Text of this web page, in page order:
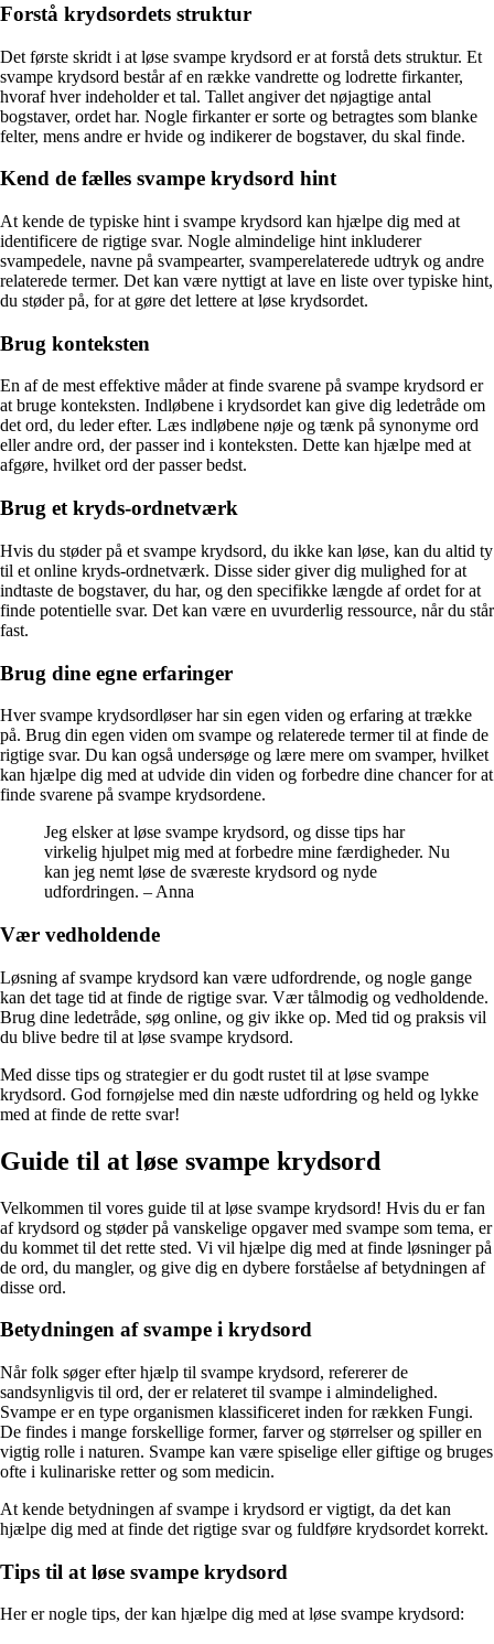
Forstå krydsordets struktur
Det første skridt i at løse svampe krydsord er at forstå dets struktur. Et
svampe krydsord består af en række vandrette og lodrette firkanter,
hvoraf hver indeholder et tal. Tallet angiver det nøjagtige antal
bogstaver, ordet har. Nogle firkanter er sorte og betragtes som blanke
felter, mens andre er hvide og indikerer de bogstaver, du skal finde.
Kend de fælles svampe krydsord hint
At kende de typiske hint i svampe krydsord kan hjælpe dig med at
identificere de rigtige svar. Nogle almindelige hint inkluderer
svampedele, navne på svampearter, svamperelaterede udtryk og andre
relaterede termer. Det kan være nyttigt at lave en liste over typiske hint,
du støder på, for at gøre det lettere at løse krydsordet.
Brug konteksten
En af de mest effektive måder at finde svarene på svampe krydsord er
at bruge konteksten. Indløbene i krydsordet kan give dig ledetråde om
det ord, du leder efter. Læs indløbene nøje og tænk på synonyme ord
eller andre ord, der passer ind i konteksten. Dette kan hjælpe med at
afgøre, hvilket ord der passer bedst.
Brug et kryds-ordnetværk
Hvis du støder på et svampe krydsord, du ikke kan løse, kan du altid ty
til et online kryds-ordnetværk. Disse sider giver dig mulighed for at
indtaste de bogstaver, du har, og den specifikke længde af ordet for at
finde potentielle svar. Det kan være en uvurderlig ressource, når du står
fast.
Brug dine egne erfaringer
Hver svampe krydsordløser har sin egen viden og erfaring at trække
på. Brug din egen viden om svampe og relaterede termer til at finde de
rigtige svar. Du kan også undersøge og lære mere om svamper, hvilket
kan hjælpe dig med at udvide din viden og forbedre dine chancer for at
finde svarene på svampe krydsordene.
Jeg elsker at løse svampe krydsord, og disse tips har
virkelig hjulpet mig med at forbedre mine færdigheder. Nu
kan jeg nemt løse de sværeste krydsord og nyde
udfordringen. – Anna
Vær vedholdende
Løsning af svampe krydsord kan være udfordrende, og nogle gange
kan det tage tid at finde de rigtige svar. Vær tålmodig og vedholdende.
Brug dine ledetråde, søg online, og giv ikke op. Med tid og praksis vil
du blive bedre til at løse svampe krydsord.
Med disse tips og strategier er du godt rustet til at løse svampe
krydsord. God fornøjelse med din næste udfordring og held og lykke
med at finde de rette svar!
Guide til at løse svampe krydsord
Velkommen til vores guide til at løse svampe krydsord! Hvis du er fan
af krydsord og støder på vanskelige opgaver med svampe som tema, er
du kommet til det rette sted. Vi vil hjælpe dig med at finde løsninger på
de ord, du mangler, og give dig en dybere forståelse af betydningen af
disse ord.
Betydningen af ​​svampe i krydsord
Når folk søger efter hjælp til svampe krydsord, refererer de
sandsynligvis til ord, der er relateret til svampe i almindelighed.
Svampe er en type organismen klassificeret inden for rækken Fungi.
De findes i mange forskellige former, farver og størrelser og spiller en
vigtig rolle i naturen. Svampe kan være spiselige eller giftige og bruges
ofte i kulinariske retter og som medicin.
At kende betydningen af ​​svampe i krydsord er vigtigt, da det kan
hjælpe dig med at finde det rigtige svar og fuldføre krydsordet korrekt.
Tips til at løse svampe krydsord
Her er nogle tips, der kan hjælpe dig med at løse svampe krydsord: